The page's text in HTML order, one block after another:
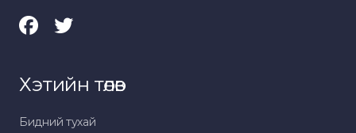
Хэтийн төлөв
Бидний тухай